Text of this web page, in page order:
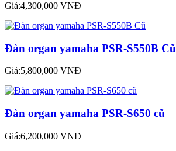
Giá:4,300,000 VNĐ
Đàn organ yamaha PSR-S550B Cũ
Giá:5,800,000 VNĐ
Đàn organ yamaha PSR-S650 cũ
Giá:6,200,000 VNĐ